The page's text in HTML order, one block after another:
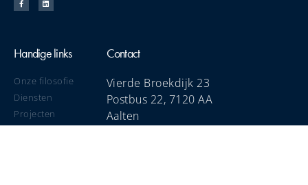
Handige links
Onze filosofie
Diensten
Projecten
Contact
Vierde Broekdijk 23
Postbus 22, 7120 AA
Aalten